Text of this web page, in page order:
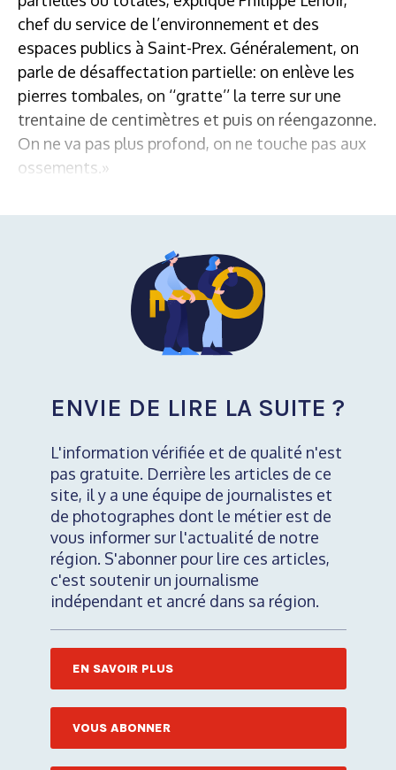
chef du service de l’environnement et des
espaces publics à Saint-Prex. Généralement, on
parle de désaffectation partielle: on enlève les
pierres tombales, on ‘‘gratte’’ la terre sur une
trentaine de centimètres et puis on réengazonne.
On ne va pas plus profond, on ne touche pas aux
ossements.»
ENVIE DE LIRE LA SUITE ?
L'information vérifiée et de qualité n'est
pas gratuite. Derrière les articles de ce
site, il y a une équipe de journalistes et
de photographes dont le métier est de
vous informer sur l'actualité de notre
région. S'abonner pour lire ces articles,
c'est soutenir un journalisme
indépendant et ancré dans sa région.
EN SAVOIR PLUS
VOUS ABONNER